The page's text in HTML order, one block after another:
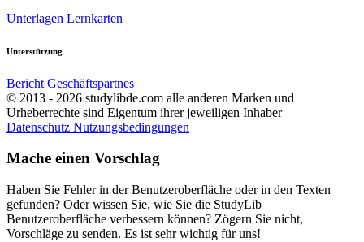
Unterlagen Lernkarten
Unterstützung
Bericht Geschäftspartnes
© 2013 - 2026 studylibde.com alle anderen Marken und
Urheberrechte sind Eigentum ihrer jeweiligen Inhaber
Datenschutz Nutzungsbedingungen
Mache einen Vorschlag
Haben Sie Fehler in der Benutzeroberfläche oder in den Texten
gefunden? Oder wissen Sie, wie Sie die StudyLib
Benutzeroberfläche verbessern können? Zögern Sie nicht,
Vorschläge zu senden. Es ist sehr wichtig für uns!